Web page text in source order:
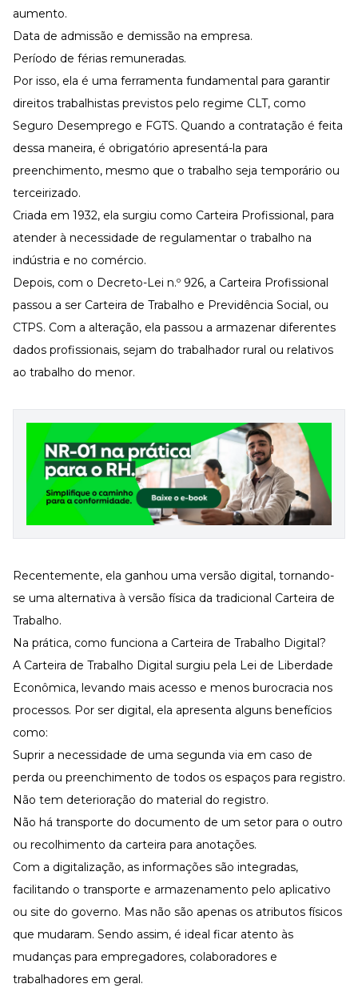
aumento.
Data de admissão e demissão na empresa.
Período de férias remuneradas.
Por isso, ela é uma ferramenta fundamental para garantir
direitos trabalhistas previstos pelo regime CLT, como
Seguro Desemprego e FGTS. Quando a contratação é feita
dessa maneira, é obrigatório apresentá-la para
preenchimento, mesmo que o trabalho seja temporário ou
terceirizado.
Criada em 1932, ela surgiu como Carteira Profissional, para
atender à necessidade de regulamentar o trabalho na
indústria e no comércio.
Depois, com o Decreto-Lei n.º 926, a Carteira Profissional
passou a ser Carteira de Trabalho e Previdência Social, ou
CTPS. Com a alteração, ela passou a armazenar diferentes
dados profissionais, sejam do trabalhador rural ou relativos
ao trabalho do menor.
Recentemente, ela ganhou uma versão digital, tornando-
se uma alternativa à versão física da tradicional Carteira de
Trabalho.
Na prática, como funciona a Carteira de Trabalho Digital?
A Carteira de Trabalho Digital surgiu pela Lei de Liberdade
Econômica, levando mais acesso e menos burocracia nos
processos. Por ser digital, ela apresenta alguns benefícios
como:
Suprir a necessidade de uma segunda via em caso de
perda ou preenchimento de todos os espaços para registro.
Não tem deterioração do material do registro.
Não há transporte do documento de um setor para o outro
ou recolhimento da carteira para anotações.
Com a digitalização, as informações são integradas,
facilitando o transporte e armazenamento pelo aplicativo
ou site do governo. Mas não são apenas os atributos físicos
que mudaram. Sendo assim, é ideal ficar atento às
mudanças para empregadores, colaboradores e
trabalhadores em geral.